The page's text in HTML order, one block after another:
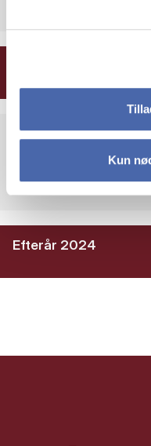
Kun
Eksistens og
5 ECTS
Efterår 2024